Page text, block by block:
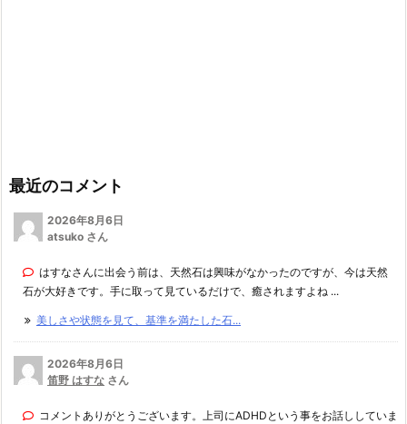
最近のコメント
2026年8月6日
atsuko さん
はすなさんに出会う前は、天然石は興味がなかったのですが、今は天然
石が大好きです。手に取って見ているだけで、癒されますよね ...
美しさや状態を見て、基準を満たした石...
2026年8月6日
笛野 はすな さん
コメントありがとうございます。上司にADHDという事をお話ししていま